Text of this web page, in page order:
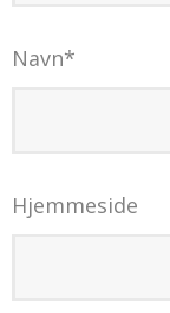
Navn*
Hjemmeside